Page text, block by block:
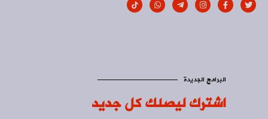
البرامج الجديدة
اشترك ليصلك كل جديد